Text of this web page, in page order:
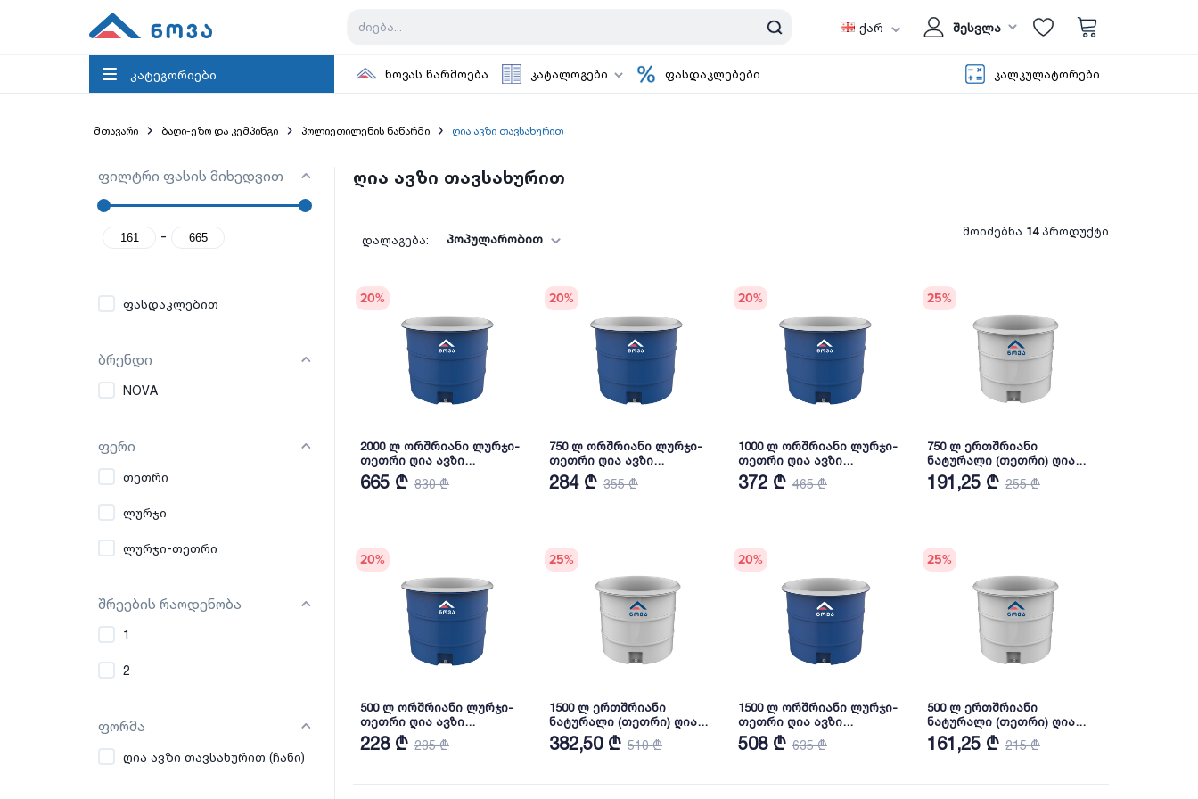
ქარ შესვლა
კატეგორიები ნოვას წარმოება კატალოგები ფასდაკლებები კალკულატორები
მთავარი ბაღი-ეზო და კემპინგი პოლიეთილენის ნაწარმი ღია ავზი თავსახურით
ფილტრი ფასის მიხედვით
-
ფასდაკლებით
ბრენდი
NOVA
ფერი
თეთრი
ლურჯი
ლურჯი-თეთრი
შრეების რაოდენობა
1
2
ფორმა
ღია ავზი თავსახურით (ჩანი)
ღია ავზი თავსახურით
დალაგება: პოპულარობით
მოიძებნა 14პროდუქტი
20%
2000 ლ ორშრიანი ლურჯი-
თეთრი ღია ავზი
თავსახურით (ჩანი) NOVA
665 ₾ 830 ₾
20%
750 ლ ორშრიანი ლურჯი-
თეთრი ღია ავზი
თავსახურით (ჩანი) NOVA
284 ₾ 355 ₾
20%
1000 ლ ორშრიანი ლურჯი-
თეთრი ღია ავზი
თავსახურით (ჩანი) NOVA
372 ₾ 465 ₾
25%
750 ლ ერთშრიანი
ნატურალი (თეთრი) ღია
ავზი თავსახურით (ჩანი)
NOVA
191,25 ₾ 255 ₾
20%
500 ლ ორშრიანი ლურჯი-
თეთრი ღია ავზი
თავსახურით (ჩანი) NOVA
228 ₾ 285 ₾
25%
1500 ლ ერთშრიანი
ნატურალი (თეთრი) ღია
ავზი თავსახურით (ჩანი)
NOVA
382,50 ₾ 510 ₾
20%
1500 ლ ორშრიანი ლურჯი-
თეთრი ღია ავზი
თავსახურით (ჩანი) NOVA
508 ₾ 635 ₾
25%
500 ლ ერთშრიანი
ნატურალი (თეთრი) ღია
ავზი თავსახურით (ჩანი)
NOVA
161,25 ₾ 215 ₾